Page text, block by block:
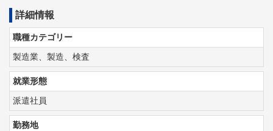
詳細情報
職種カテゴリー
製造業、製造、検査
就業形態
派遣社員
勤務地